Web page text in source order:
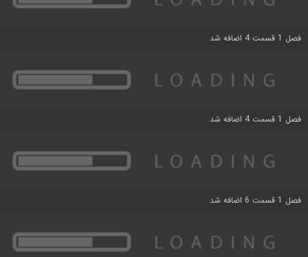
فصل 1 قسمت 4 اضافه شد
فصل 1 قسمت 4 اضافه شد
فصل 1 قسمت 6 اضافه شد